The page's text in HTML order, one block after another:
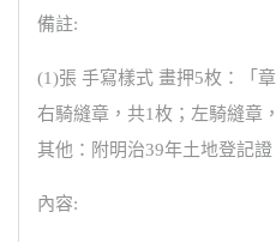
備註:
(1)張 手寫樣式 畫押5枚：「
右騎縫章，共1枚；左騎縫章
其他：附明治39年土地登記證
內容: